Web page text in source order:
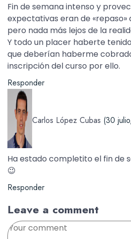
Fin de semana intenso y
expectativas eran de «repaso»
pero nada más lejos de la
Y todo un placer haberte
que deberían haberme
inscripción del curso por ello.
Responder
Carlos López Cubas (30
Ha estado completito el fin de
😉
Responder
Leave a comment